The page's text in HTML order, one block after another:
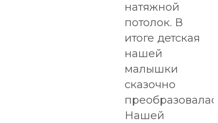
натяжной
потолок. В
итоге детская
нашей
малышки
сказочно
Нашей